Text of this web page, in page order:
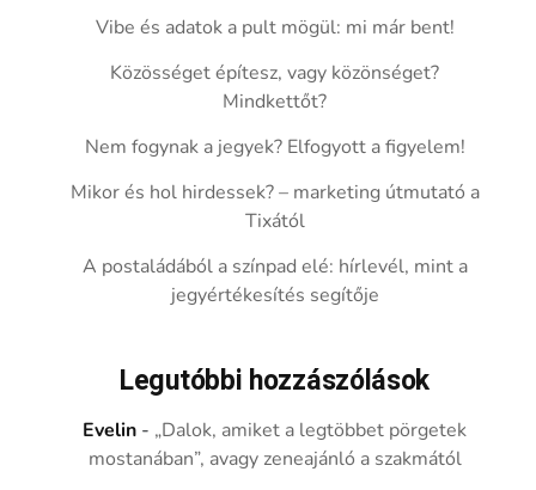
Vibe és adatok a pult mögül: mi már bent!
Közösséget építesz, vagy közönséget?
Mindkettőt?
Nem fogynak a jegyek? Elfogyott a figyelem!
Mikor és hol hirdessek? – marketing útmutató a
Tixától
A postaládából a színpad elé: hírlevél, mint a
jegyértékesítés segítője
Legutóbbi hozzászólások
Evelin - „Dalok, amiket a legtöbbet pörgetek
mostanában”, avagy zeneajánló a szakmától